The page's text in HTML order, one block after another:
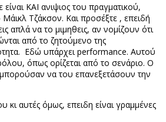
ΚΑΙ ανιψιος του πραγματικού,
Τζάκσον. Και προσέξτε , επειδή
απλά να το μιμηθεις, αν νομίζουν ότι
από το ζητούμενο της
Εδώ υπάρχειperformance. Αυτού
όπως ορίζεται από το σενάριο. Ο
να του επανεξετάσουν την
αυτές όμως, επειδη είναι γραμμένες